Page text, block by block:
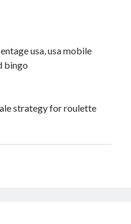
usa, usa mobile
bingo
strategy for roulette